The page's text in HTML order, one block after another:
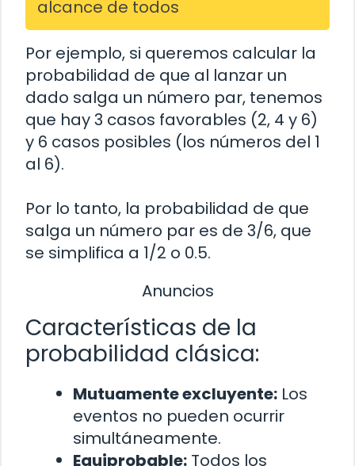
alcance de todos
Por ejemplo, si queremos calcular la
probabilidad de que al lanzar un
dado salga un número par, tenemos
que hay 3 casos favorables (2, 4 y 6)
y 6 casos posibles (los números del 1
al 6).
Por lo tanto, la probabilidad de que
salga un número par es de 3/6, que
se simplifica a 1/2 o 0.5.
Anuncios
Características de la
probabilidad clásica:
Mutuamente excluyente: Los
eventos no pueden ocurrir
simultáneamente.
Equiprobable: Todos los